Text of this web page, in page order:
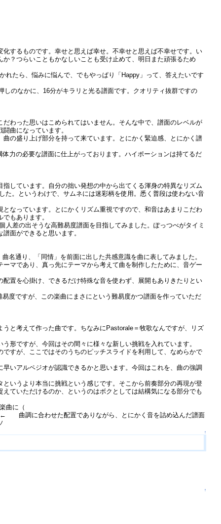
するものです。幸せと思えば幸せ。不幸せと思えば不幸せです。い
？つらいこともかなしいことも受け止めて、明日また頑張るため
たら、悩みに悩んで、でもやっぱり「Happy」って、答えたいです
のなかに、16分がキラリと光る譜面です。クオリティ抜群ですの
わった思いはこめられてはいません。そんな中で、譜面のレベルが
曲になっています。
の盛り上げ部分を持って来ています。とにかく緊迫感、とにかく譜
の必要な譜面に仕上がっております。ハイポーションは持てるだ
しています。自分の拙い発想の中から出てくる渾身の特異なリズム
。というわけで、サムネには迷彩柄を使用。悉く普段は使わない音
なっています。とにかくリズム重視ですので、和音はあまりこだわ
もあります。
差の出そうな高難易度譜面を目指してみました。ぽっつべがタイミ
面ができると思います。
名通り、「同情」を前面に出した共感意識を曲に表してみました。
マであり、真っ先にテーマから考えて曲を制作したために、音ゲー
置を心掛け、できるだけ特殊な音を使わず、展開もありきたりとい
度ですが、この楽曲にまさにという難易度かつ譜面を作っていただ
と考えて作った曲です。ちなみにPastorale＝牧歌なんですが、リズ
形ですが、今回はその間々に様々な新しい挑戦を入れています。
すが、ここではそのうちのピッチスライドを利用して、なめらかで
いアルペジオが認識できるかと思います。今回はこれを、曲の強調
いうより本当に挑戦という感じです。そこから前奏部分の再現が登
ていただけるのか、というのはボクとしては結構気になる部分でも
曲に（
← 曲調に合わせた配置でありながら、とにかく音を詰め込んだ譜面
↑
↑